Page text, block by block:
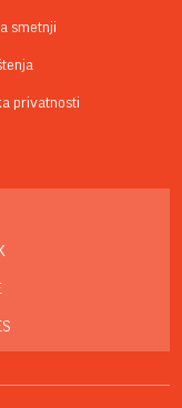
smetnji
privatnosti